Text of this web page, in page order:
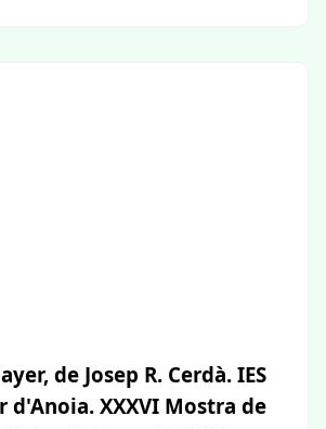
de Josep R. Cerdà. IES
d'Anoia. XXXVI Mostra de